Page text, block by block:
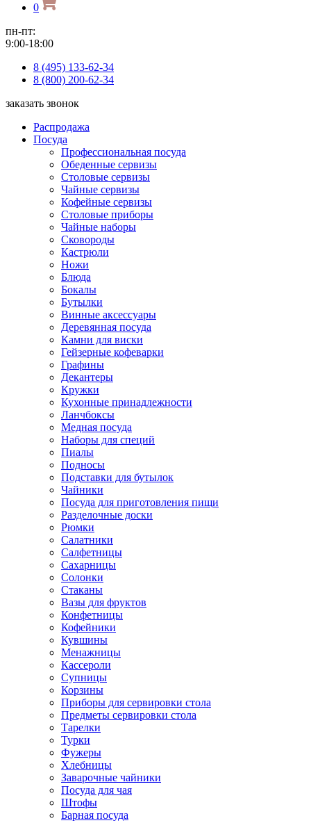
0
пн-пт:
9:00-18:00
8 (495) 133-62-34
8 (800) 200-62-34
заказать звонок
Распродажа
Посуда
Профессиональная посуда
Обеденные сервизы
Столовые сервизы
Чайные сервизы
Кофейные сервизы
Столовые приборы
Чайные наборы
Сковороды
Кастрюли
Ножи
Блюда
Бокалы
Бутылки
Винные аксессуары
Деревянная посуда
Камни для виски
Гейзерные кофеварки
Графины
Декантеры
Кружки
Кухонные принадлежности
Ланчбоксы
Медная посуда
Наборы для специй
Пиалы
Подносы
Подставки для бутылок
Чайники
Посуда для приготовления пищи
Разделочные доски
Рюмки
Салатники
Салфетницы
Сахарницы
Солонки
Стаканы
Вазы для фруктов
Конфетницы
Кофейники
Кувшины
Менажницы
Кассероли
Супницы
Корзины
Приборы для сервировки стола
Предметы сервировки стола
Тарелки
Турки
Фужеры
Хлебницы
Заварочные чайники
Посуда для чая
Штофы
Барная посуда